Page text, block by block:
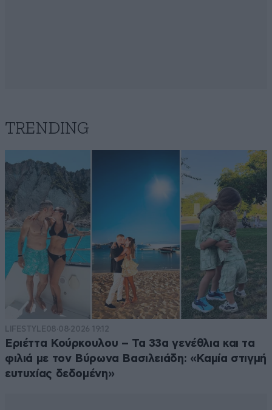
TRENDING
LIFESTYLE08·08·2026 19:12
Εριέττα Κούρκουλου – Τα 33α γενέθλια και τα
φιλιά με τον Βύρωνα Βασιλειάδη: «Καμία στιγμή
ευτυχίας δεδομένη»